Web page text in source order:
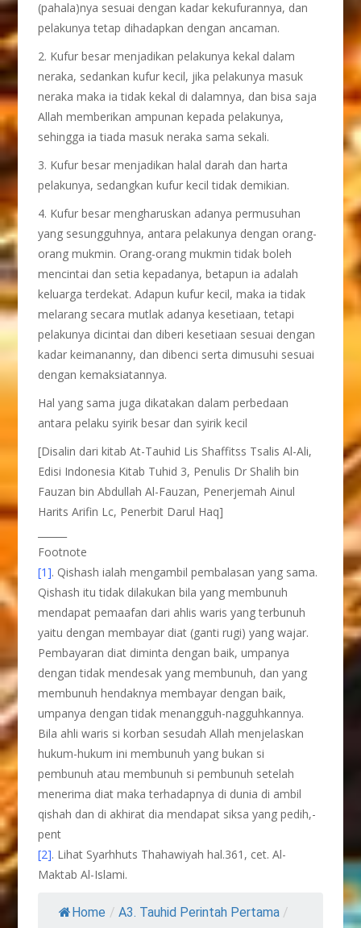
(pahala)nya sesuai dengan kadar kekufurannya, dan
pelakunya tetap dihadapkan dengan ancaman.
2. Kufur besar menjadikan pelakunya kekal dalam
neraka, sedankan kufur kecil, jika pelakunya masuk
neraka maka ia tidak kekal di dalamnya, dan bisa saja
Allah memberikan ampunan kepada pelakunya,
sehingga ia tiada masuk neraka sama sekali.
3. Kufur besar menjadikan halal darah dan harta
pelakunya, sedangkan kufur kecil tidak demikian.
4. Kufur besar mengharuskan adanya permusuhan
yang sesungguhnya, antara pelakunya dengan orang-
orang mukmin. Orang-orang mukmin tidak boleh
mencintai dan setia kepadanya, betapun ia adalah
keluarga terdekat. Adapun kufur kecil, maka ia tidak
melarang secara mutlak adanya kesetiaan, tetapi
pelakunya dicintai dan diberi kesetiaan sesuai dengan
kadar keimananny, dan dibenci serta dimusuhi sesuai
dengan kemaksiatannya.
Hal yang sama juga dikatakan dalam perbedaan
antara pelaku syirik besar dan syirik kecil
[Disalin dari kitab At-Tauhid Lis Shaffitss Tsalis Al-Ali,
Edisi Indonesia Kitab Tuhid 3, Penulis Dr Shalih bin
Fauzan bin Abdullah Al-Fauzan, Penerjemah Ainul
Harits Arifin Lc, Penerbit Darul Haq]
Footnote
[1]. Qishash ialah mengambil pembalasan yang sama.
Qishash itu tidak dilakukan bila yang membunuh
mendapat pemaafan dari ahlis waris yang terbunuh
yaitu dengan membayar diat (ganti rugi) yang wajar.
Pembayaran diat diminta dengan baik, umpanya
dengan tidak mendesak yang membunuh, dan yang
membunuh hendaknya membayar dengan baik,
umpanya dengan tidak menangguh-nagguhkannya.
Bila ahli waris si korban sesudah Allah menjelaskan
hukum-hukum ini membunuh yang bukan si
pembunuh atau membunuh si pembunuh setelah
menerima diat maka terhadapnya di dunia di ambil
qishah dan di akhirat dia mendapat siksa yang pedih,-
pent
[2]. Lihat Syarhhuts Thahawiyah hal.361, cet. Al-
Maktab Al-Islami.
Home / A3. Tauhid Perintah Pertama /